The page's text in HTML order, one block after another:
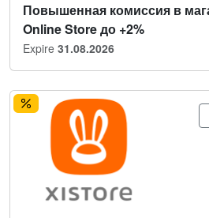
Повышенная комиссия в
Online Store до +2%
Expire 31.08.2026